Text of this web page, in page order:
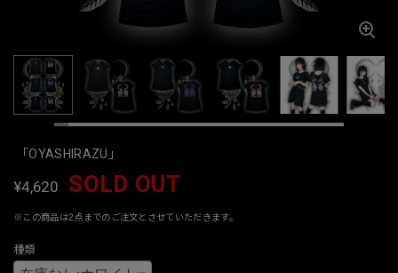
「OYASHIRAZU」
¥4,620 SOLD OUT
※この商品は2点までのご注文とさせていただきます。
種類